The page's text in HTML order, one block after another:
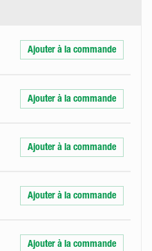
Ajouter à la commande
Ajouter à la commande
Ajouter à la commande
Ajouter à la commande
Ajouter à la commande